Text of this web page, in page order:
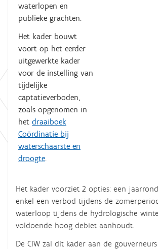
waterlopen en
publieke grachten.
Het kader bouwt
voort op het eerder
uitgewerkte kader
voor de instelling van
tijdelijke
captatieverboden,
zoals opgenomen in
het draaiboek
Coördinatie bij
waterschaarste en
droogte
Het kader voorziet 2 opties: een
enkel een verbod tijdens de
waterloop tijdens de hydrologische
voldoende hoog debiet aanhoudt.
De CIW zal dit kader aan de gouverneurs